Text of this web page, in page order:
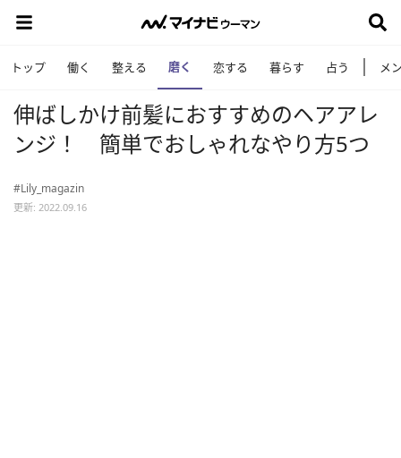
トップ 働く 整える 磨く 恋する 暮らす 占う メ
伸ばしかけ前髪におすすめのヘアアレ
ンジ！ 簡単でおしゃれなやり方5つ
#Lily_magazin
更新: 2022.09.16